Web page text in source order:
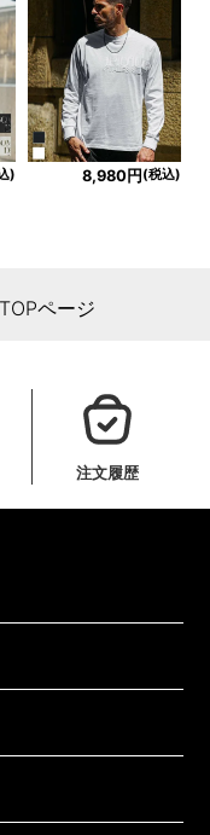
) 8,980円(税込)
ページ
注文履歴